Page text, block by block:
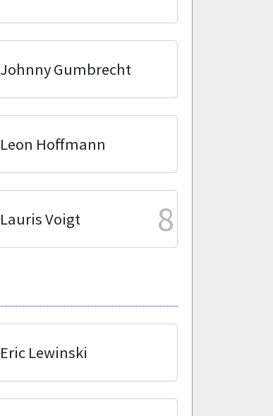
Johnny Gumbrecht
Leon Hoffmann
Lauris Voigt 8
Eric Lewinski